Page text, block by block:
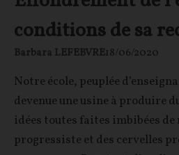
conditions de sa
Barbara LEFEBVRE18/06/2020
Notre école, peuplée
devenue une usine à produire
idées toutes faites imbibées de
progressiste et des cervelles